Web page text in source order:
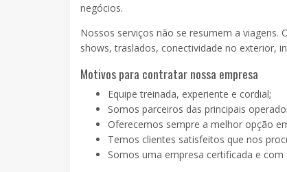
negócios.
Nossos serviços não se resumem a viagens.
shows, traslados, conectividade no exterior,
Motivos para contratar nossa empresa
Equipe treinada, experiente e cordial;
Somos parceiros das principais
Oferecemos sempre a melhor opção
Temos clientes satisfeitos que nos
Somos uma empresa certificada e